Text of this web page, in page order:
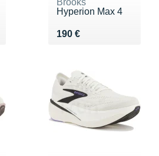
Brooks
Hyperion Max 4
190 €
Vendu 190 €